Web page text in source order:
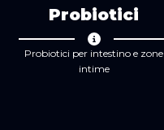
Probiotici
Probiotici per intestino e zone
intime